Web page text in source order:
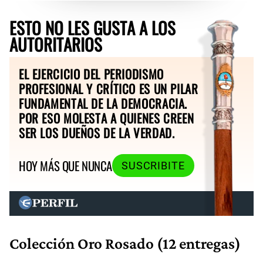
ESTO NO LES GUSTA A LOS
AUTORITARIOS
EL EJERCICIO DEL PERIODISMO
PROFESIONAL Y CRÍTICO ES UN PILAR
FUNDAMENTAL DE LA DEMOCRACIA.
POR ESO MOLESTA A QUIENES CREEN
SER LOS DUEÑOS DE LA VERDAD.
HOY MÁS QUE NUNCA
SUSCRIBITE
Colección Oro Rosado (12 entregas)